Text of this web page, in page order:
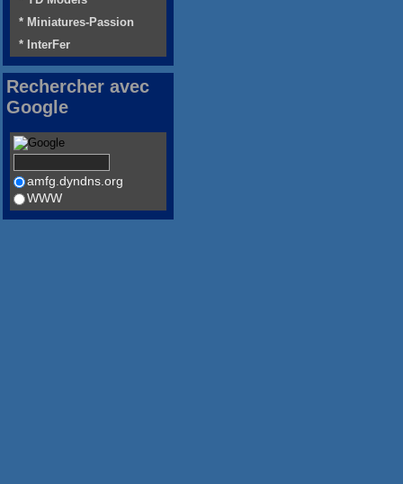
* Miniatures-Passion
* InterFer
Rechercher avec
Google
amfg.dyndns.org
WWW